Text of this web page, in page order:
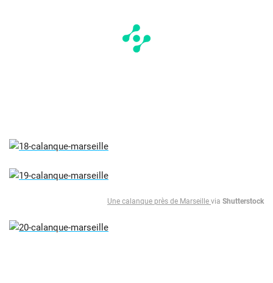
Une calanque près de Marseille via Shutterstock